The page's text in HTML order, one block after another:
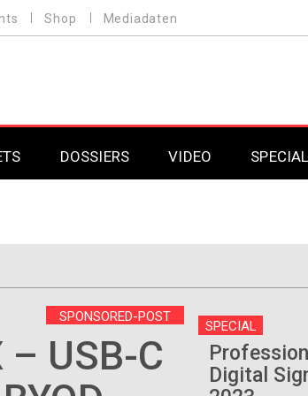
Shop Mediadaten
DOSSIERS
Smarthome
VIDEO
SPONSORED-POST
– USB-C
SPECIAL
Digital